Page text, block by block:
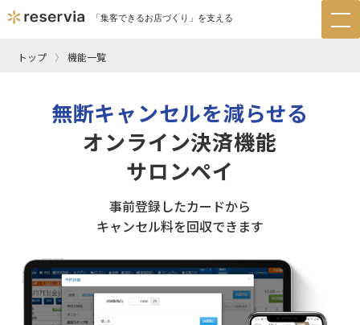
「集客できるお店づくり」を支える
トップ 機能一覧
無断キャンセルを減らせる
オンライン決済機能
サロンペイ
事前登録したカードから
キャンセル料を回収できます